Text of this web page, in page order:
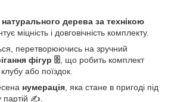
натурального дерева за технікою
міцність і довговічність комплекту.
перетворюючись на зручний
фігур 🗄️, що робить комплект
або поїздок.
нумерація, яка стане в пригоді під
партій ✍️.